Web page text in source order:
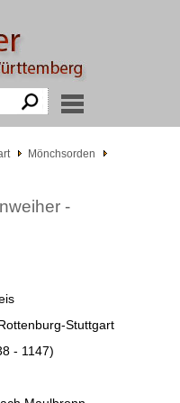
Mönchsorden
-
Stuttgart
- 1147)